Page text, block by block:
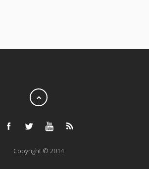
Copyright © 2014